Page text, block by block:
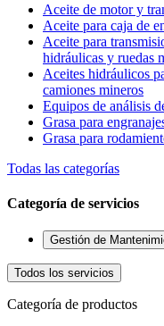
Aceite de motor y
Aceite para caja de
Aceite para
hidráulicas y ruedas
Aceites hidráulicos
camiones mineros
Equipos de análisis
Grasa para
Grasa para
Todas las categorías
Categoría de servicios
Gestión de
Todos los servicios
Categoría de productos